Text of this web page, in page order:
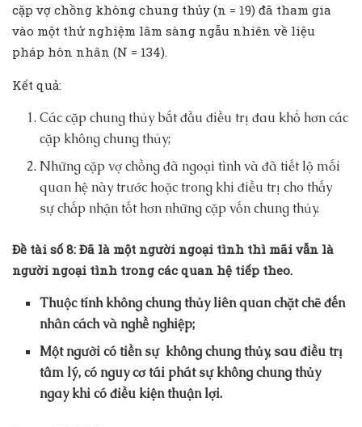
cặp vợ chồng không chung thủy (n = 19) đã tham gia
vào một thử nghiệm lâm sàng ngẫu nhiên về liệu
pháp hôn nhân (N = 134).
Kết quả:
Các cặp chung thủy bắt đầu điều trị đau khổ hơn các
cặp không chung thủy;
Những cặp vợ chồng đã ngoại tình và đã tiết lộ mối
quan hệ này trước hoặc trong khi điều trị cho thấy
sự chấp nhận tốt hơn những cặp vốn chung thủy.
Đề tài số 8: Đã là một người ngoại tình thì mãi vẫn là
người ngoại tình trong các quan hệ tiếp theo.
Thuộc tính không chung thủy liên quan chặt chẽ đến
nhân cách và nghề nghiệp;
Một người có tiền sự không chung thủy, sau điều trị
tâm lý, có nguy cơ tái phát sự không chung thủy
ngay khi có điều kiện thuận lợi.